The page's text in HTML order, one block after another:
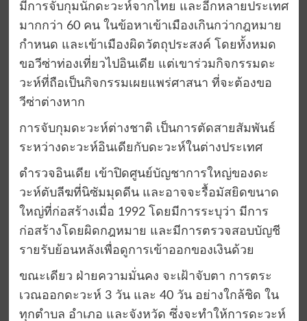
มีการจับกุมนักดะวะห์จากไทย และอีกหลายประเทศ
มากกว่า 60 คน ในข้อหาเข้าเมืองเกินกว่ากฎหมาย
กำหนด และเข้าเมืองผิดวัตถุประสงค์ โดยทั้งหมด
ขอวีซ่าท่องเที่ยวไปอินเดีย แต่เขาร่วมกิจกรรมดะ
วะห์ที่ถือเป็นกิจกรรมเผยแพร่ศาสนา ที่จะต้องขอ
วีซ่าต่างหาก
การจับกุมดะวะห์ต่างชาติ เป็นการตัดสายสัมพันธ์
ระหว่างดะวะห์อินเดียกับดะวะห์ในต่างประเทศ
ตำรวจอินเดีย เข้าปิดศูนย์บัญชาการใหญ่ของดะ
วะห์ตับลีฆที่นิซัมมุดดีน และอาจจะรื้อมัสยิดขนาด
ใหญ่ที่ก่อสร้างเมื่อ 1992 โดยมีการระบุว่า มีการ
ก่อสร้างโดยผิดกฎหมาย และมีการตรวจสอบบัญชี
รายรับย้อนหลังเพื่อดูการเข้าออกของเงินด้วย
ขณะเดียว ฝ่ายความมั่นคง จะเฝ้าจับตา การตระ
เวณออกดะวะห์ 3 วัน และ 40 วัน อย่างใกล้ชิด ใน
ทุกตำบล อำเภอ และจังหวัด ซึ่งจะทำให้การดะวะห์